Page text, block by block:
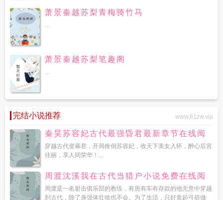
萧景秦越苏梨青梅骑竹马
...
萧景秦越苏梨笔趣阁
...
完结小说推荐 www.81zw.vip
秦昊苏容妃古代最强昏君最新章节在线阅
读
穿越古代变暴君，开局推倒苏容妃，收天下美女入怀，醉心后宫
佳丽，享人间荣华！...
周渡沈溪我在古代当猎户小说免费在线阅
读
周渡是一名射击俱乐部的教练，有房有车有存款的他无意中穿越
到古代，除了身强体壮啥也不会。为了生活，只好拿起弓箭做